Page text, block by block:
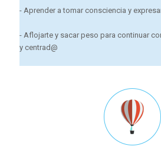
- Aprender a tomar consciencia y
- Aflojarte y sacar peso para continuar
y centrad@